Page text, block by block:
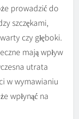
prowadzić do
szczękami,
czy głęboki.
mają wpływ
utrata
w wymawianiu
wpłynąć na